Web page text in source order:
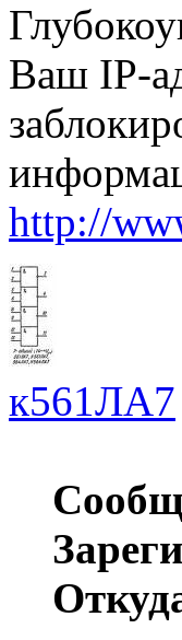
Ваш IP-
http://
к561ЛА7